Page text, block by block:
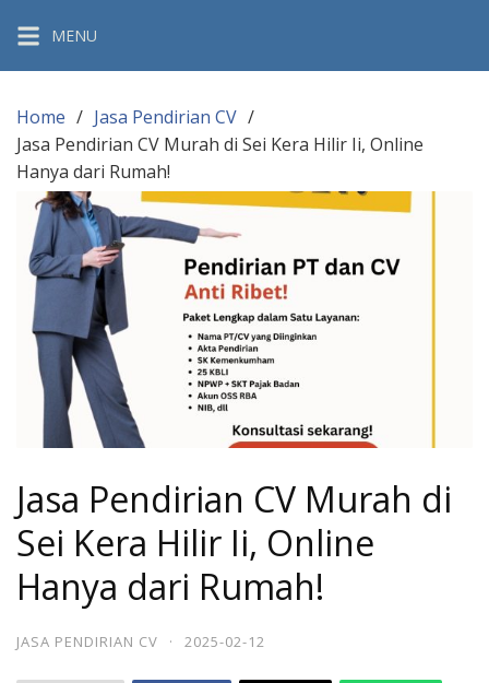
content
MENU
Home
Jasa Pendirian CV
Jasa Pendirian CV Murah di Sei Kera Hilir Ii, Online
Hanya dari Rumah!
Jasa Pendirian CV Murah di
Sei Kera Hilir Ii, Online
Hanya dari Rumah!
JASA PENDIRIAN CV · 2025-02-12